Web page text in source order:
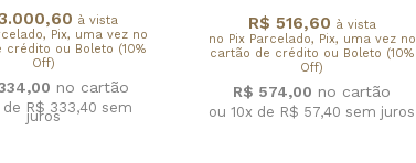
à vista
Pix, uma vez no
crédito ou Boleto (10%
Off)
de R$ 333,40 sem
juros
R$ 516,60 à vista
no Pix Parcelado, Pix, uma vez no
cartão de crédito ou Boleto (10%
Off)
R$ 574,00
ou 10x de R$ 57,40 sem juros